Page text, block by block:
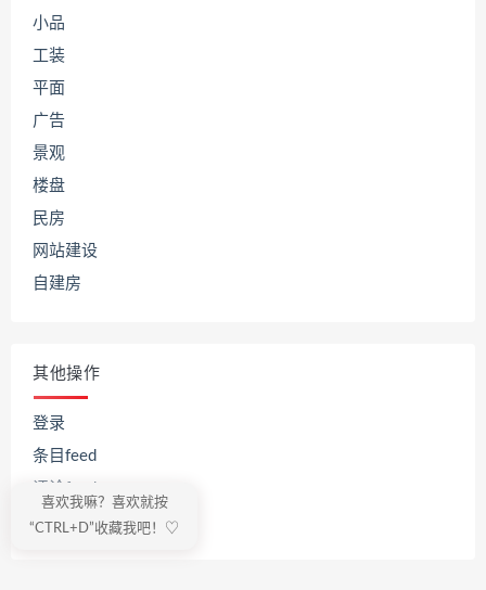
小品
工装
平面
广告
景观
楼盘
民房
网站建设
自建房
其他操作
登录
条目feed
WordPress.org
喜欢我嘛？喜欢就按
“CTRL+D”收藏我吧！♡